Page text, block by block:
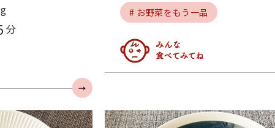
g
分
# お野菜をもう一品
みんなの人気急上昇